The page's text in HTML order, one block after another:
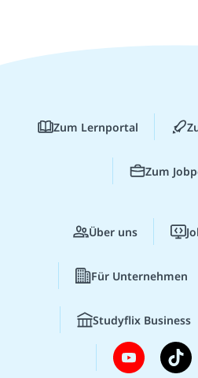
Zum Lernportal
Zum
Über uns
Für Unternehmen
Studyflix Business